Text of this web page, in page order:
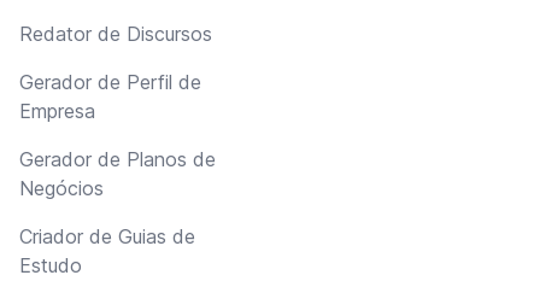
Redator de Discursos
Gerador de Perfil de
Empresa
Gerador de Planos de
Negócios
Criador de Guias de
Estudo